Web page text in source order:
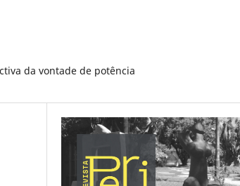
da vontade de potência